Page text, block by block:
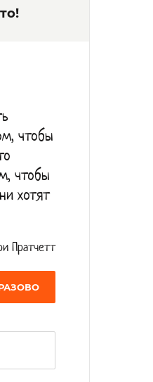
чтобы
чтобы
хотят
Пратчетт